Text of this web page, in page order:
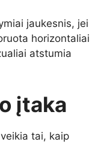
jaukesnis, jei
horizontaliai
atstumia
įtaka
tai, kaip